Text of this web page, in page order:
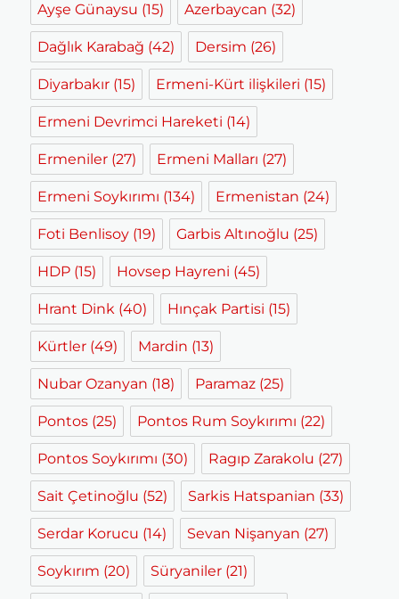
Ayşe Günaysu (15) Azerbaycan (32)
Dağlık Karabağ (42) Dersim (26)
Diyarbakır (15) Ermeni-Kürt ilişkileri (15)
Ermeni Devrimci Hareketi (14)
Ermeniler (27) Ermeni Malları (27)
Ermeni Soykırımı (134) Ermenistan (24)
Foti Benlisoy (19) Garbis Altınoğlu (25)
HDP (15) Hovsep Hayreni (45)
Hrant Dink (40) Hınçak Partisi (15)
Kürtler (49) Mardin (13)
Nubar Ozanyan (18) Paramaz (25)
Pontos (25) Pontos Rum Soykırımı (22)
Pontos Soykırımı (30) Ragıp Zarakolu (27)
Sait Çetinoğlu (52) Sarkis Hatspanian (33)
Serdar Korucu (14) Sevan Nişanyan (27)
Soykırım (20) Süryaniler (21)